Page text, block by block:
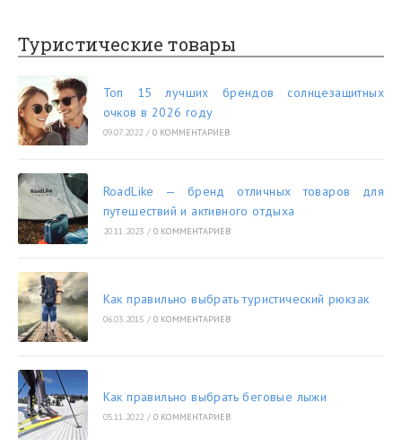
Туристические товары
Топ 15 лучших брендов солнцезащитных
очков в 2026 году
09.07.2022 / 0 КОММЕНТАРИЕВ
RoadLike — бренд отличных товаров для
путешествий и активного отдыха
20.11.2023 / 0 КОММЕНТАРИЕВ
Как правильно выбрать туристический рюкзак
06.03.2015 / 0 КОММЕНТАРИЕВ
Как правильно выбрать беговые лыжи
05.11.2022 / 0 КОММЕНТАРИЕВ